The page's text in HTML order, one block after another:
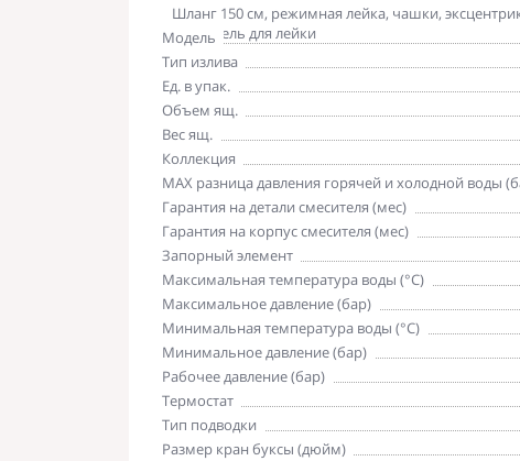
Комплектация
Шланг 150 см, режимная лейка, чашки,
держатель для лейки
Модель
Тип излива
Ед. в упак.
Объем ящ.
Вес ящ.
Коллекция
MAX разница давления горячей и холодной воды
Гарантия на детали смесителя (мес)
Гарантия на корпус смесителя (мес)
Запорный элемент
Максимальная температура воды (°C)
Максимальное давление (бар)
Минимальная температура воды (°C)
Минимальное давление (бар)
Рабочее давление (бар)
Термостат
Тип подводки
Размер кран буксы (дюйм)